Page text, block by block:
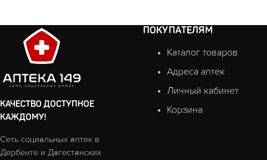
КАЧЕСТВО ДОСТУПНОЕ
КАЖДОМУ!
Сеть социальных аптек в
Дербенте и Дагестанских
ПОКУПАТЕЛЯМ
Каталог товаров
Адреса аптек
Личный кабинет
Корзина